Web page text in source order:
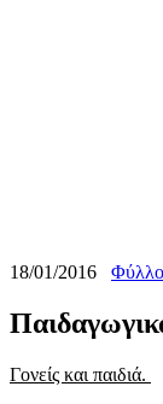
18/01/2016
Γονείς και παιδιά.